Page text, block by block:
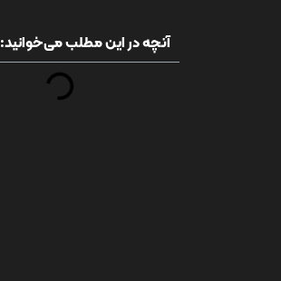
آنچه در این مطلب می‌خوانید: